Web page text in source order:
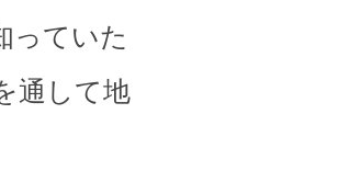
っていた
通して地